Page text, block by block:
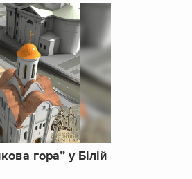
гора” у Білій